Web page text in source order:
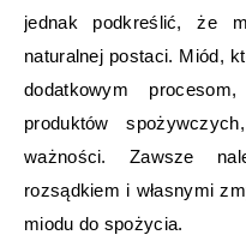
jednak podkreślić, że
naturalnej postaci. Miód,
dodatkowym
produktów
ważności. Zawsze
rozsądkiem i własnymi
miodu do spożycia.